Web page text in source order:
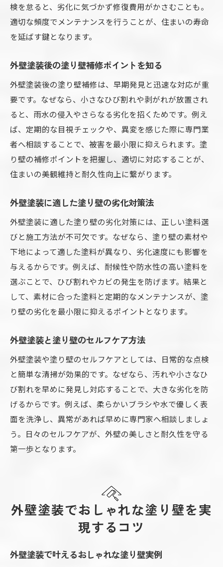
検を怠ると、劣化に気づかず修復費用がかさむことも。
適切な頻度でメンテナンスを行うことが、住まいの寿命
を延ばす鍵となります。
外壁塗装後の塗り壁補修ポイントを知る
外壁塗装後の塗り壁補修は、早期発見と迅速な対応が重
要です。なぜなら、小さなひび割れや剥がれが放置され
ると、雨水の侵入やさらなる劣化を招くためです。例え
ば、定期的な目視チェックや、異変を感じた際に専門業
者へ相談することで、被害を最小限に抑えられます。塗
り壁の補修ポイントを把握し、適切に対応することが、
住まいの美観維持と耐久性向上に繋がります。
外壁塗装に適した塗り壁の劣化対策法
外壁塗装に適した塗り壁の劣化対策には、正しい塗料選
びと施工方法が不可欠です。なぜなら、塗り壁の素材や
下地によって適した塗料が異なり、劣化速度にも影響を
与えるからです。例えば、耐候性や防水性の高い塗料を
選ぶことで、ひび割れやカビの発生を防げます。結果と
して、素材に合った塗料と定期的なメンテナンスが、塗
り壁の劣化を最小限に抑えるポイントとなります。
外壁塗装と塗り壁のセルフケア方法
外壁塗装や塗り壁のセルフケアとしては、日常的な点検
と簡単な清掃が効果的です。なぜなら、汚れや小さなひ
び割れを早めに発見し対応することで、大きな劣化を防
げるからです。例えば、柔らかいブラシや水で優しく表
面を洗浄し、異常があれば早めに専門家へ相談しましょ
う。日々のセルフケアが、外壁の美しさと耐久性を守る
第一歩となります。
外壁塗装でおしゃれな塗り壁を実
現するコツ
外壁塗装で叶えるおしゃれな塗り壁実例